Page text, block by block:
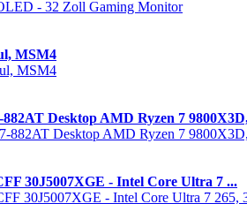
MSM4
Desktop AMD Ryzen 7
30J5007XGE - Intel Core Ultra 7 ...